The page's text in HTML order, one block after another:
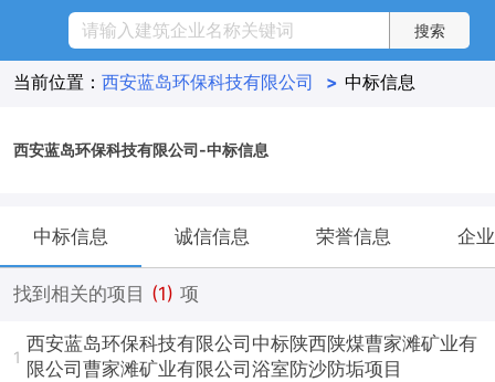
当前位置： 西安蓝岛环保科技有限公司 > 中标信息
西安蓝岛环保科技有限公司-中标信息
中标信息 诚信信息 荣誉信息 企
找到相关的项目 (1) 项
1
西安蓝岛环保科技有限公司中标陕西陕煤曹家滩矿业有
限公司曹家滩矿业有限公司浴室防沙防垢项目